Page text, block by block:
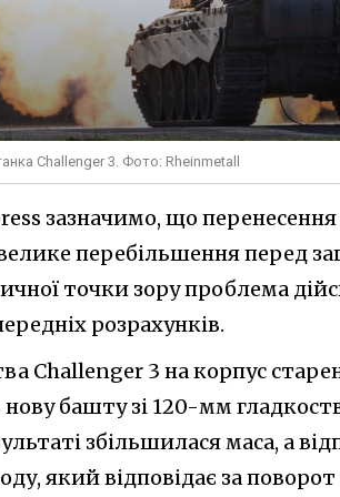
Challenger 3. Фото: Rheinmetall
зазначимо, що
перебільшення перед
точки зору проблема
розрахунків.
Challenger 3 на корпус
башту зі 120-мм
збільшилася маса, а
який відповідає за